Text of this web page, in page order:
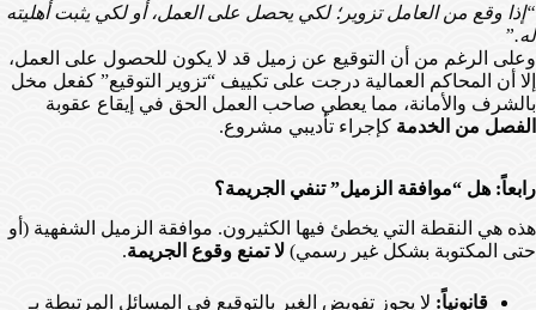
“إذا وقع من العامل تزوير؛ لكي يحصل على العمل، أو لكي يثبت أهليته
له.”
وعلى الرغم من أن التوقيع عن زميل قد لا يكون للحصول على العمل،
إلا أن المحاكم العمالية درجت على تكييف “تزوير التوقيع” كفعل مخل
بالشرف والأمانة، مما يعطي صاحب العمل الحق في إيقاع عقوبة
الفصل من الخدمة كإجراء تأديبي مشروع.
رابعاً: هل “موافقة الزميل” تنفي الجريمة؟
هذه هي النقطة التي يخطئ فيها الكثيرون. موافقة الزميل الشفهية (أو
حتى المكتوبة بشكل غير رسمي) لا تمنع وقوع الجريمة.
قانونياً: لا يجوز تفويض الغير بالتوقيع في المسائل المرتبطة بـ